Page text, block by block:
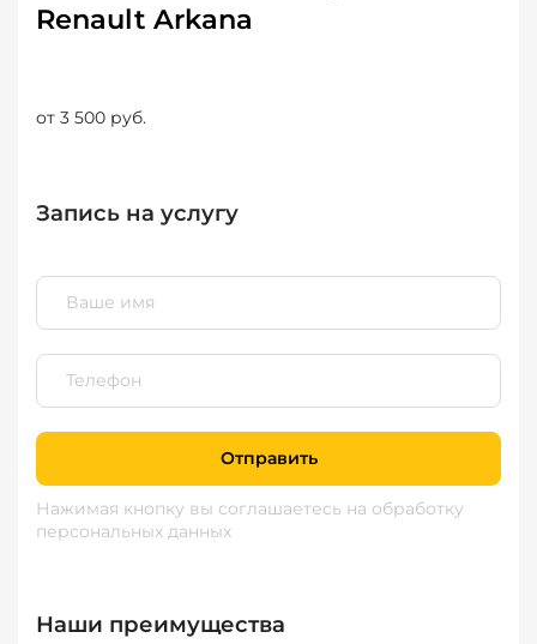
Renault Arkana
от 3 500 руб.
Запись на услугу
Отправить
Нажимая кнопку вы соглашаетесь на обработку
персональных данных
Наши преимущества